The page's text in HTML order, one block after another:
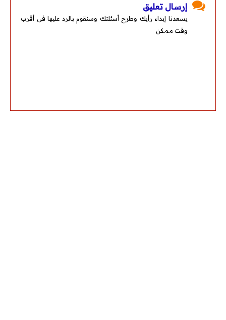
إرسال تعليق
يسعدنا إبداء رأيك وطرح أسئلتك وسنقوم بالرد عليها فى أقرب
وقت ممكن